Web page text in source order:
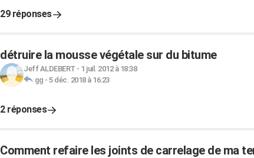
29 réponses
détruire la mousse végétale sur du bitume
Jeff ALDEBERT - 1 juil. 2012 à 18:38
gg - 5 déc. 2018 à 16:23
2 réponses
Comment refaire les joints de carrelage de ma